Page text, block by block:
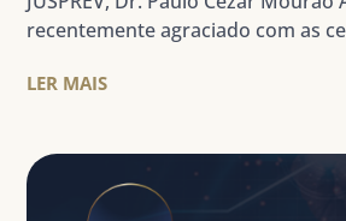
recentemente agraciado com as
LER MAIS